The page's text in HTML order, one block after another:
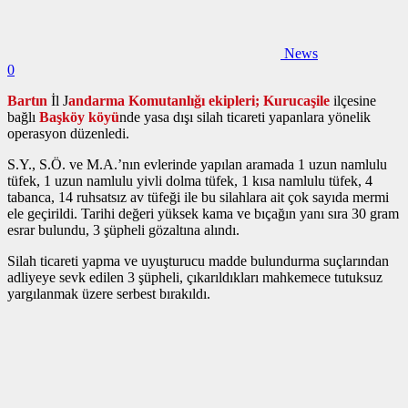
News
0
Bartın İl Jandarma Komutanlığı ekipleri; Kurucaşile ilçesine
bağlı Başköy köyünde yasa dışı silah ticareti yapanlara yönelik
operasyon düzenledi.
S.Y., S.Ö. ve M.A.’nın evlerinde yapılan aramada 1 uzun namlulu
tüfek, 1 uzun namlulu yivli dolma tüfek, 1 kısa namlulu tüfek, 4
tabanca, 14 ruhsatsız av tüfeği ile bu silahlara ait çok sayıda mermi
ele geçirildi. Tarihi değeri yüksek kama ve bıçağın yanı sıra 30 gram
esrar bulundu, 3 şüpheli gözaltına alındı.
Silah ticareti yapma ve uyuşturucu madde bulundurma suçlarından
adliyeye sevk edilen 3 şüpheli, çıkarıldıkları mahkemece tutuksuz
yargılanmak üzere serbest bırakıldı.